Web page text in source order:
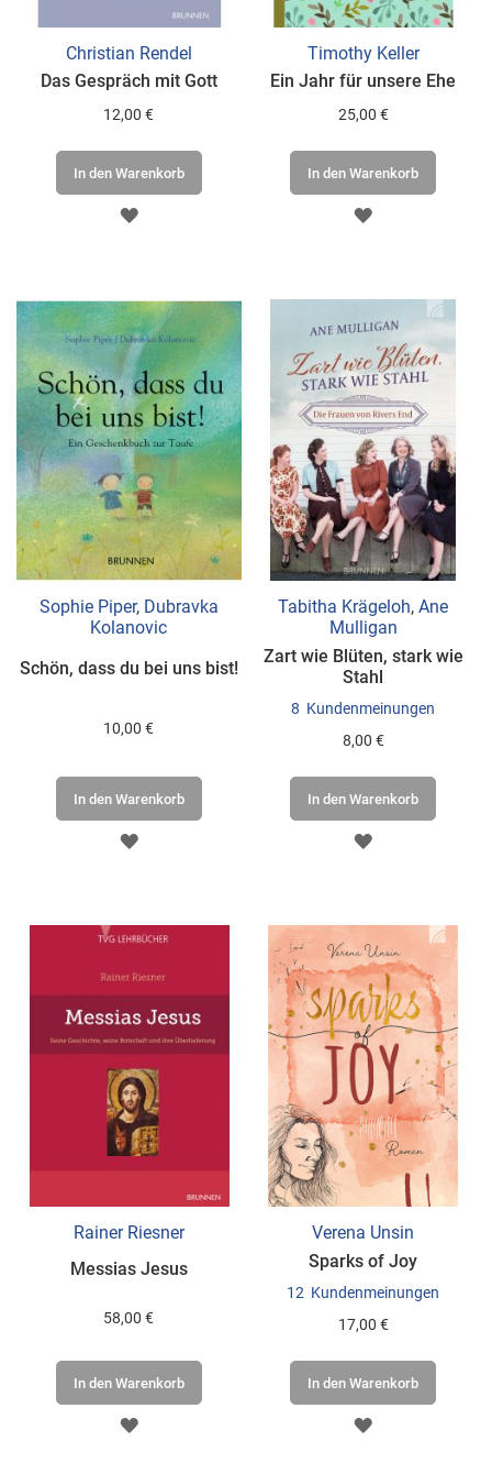
Christian Rendel
Das Gespräch mit Gott
12,00 €
In den Warenkorb
ZUR
Timothy Keller
Ein Jahr für unsere Ehe
25,00 €
In den Warenkorb
ZUR
Sophie Piper, Dubravka
Kolanovic
Schön, dass du bei uns bist!
10,00 €
In den Warenkorb
ZUR
Tabitha Krägeloh,Ane
Mulligan
Zart wie Blüten, stark wie
Stahl
8 Kundenmeinungen
8,00 €
In den Warenkorb
ZUR
Rainer Riesner
Messias Jesus
58,00 €
In den Warenkorb
ZUR
Verena Unsin
Sparks of Joy
12 Kundenmeinungen
17,00 €
In den Warenkorb
ZUR